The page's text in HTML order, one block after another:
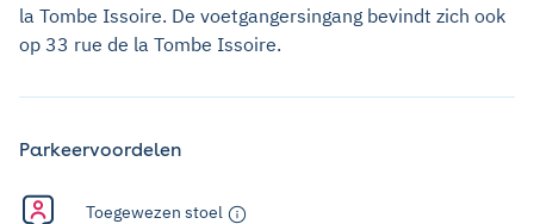
la Tombe Issoire. De voetgangersingang bevindt zich ook
op 33 rue de la Tombe Issoire.
Parkeervoordelen
Toegewezen stoel